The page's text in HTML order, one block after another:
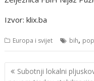
Izvor: klix.ba
Europa i svijet bih,
Navigacija
Subotnji lokalni